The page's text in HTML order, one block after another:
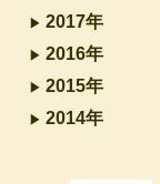
2017年
2016年
2015年
2014年